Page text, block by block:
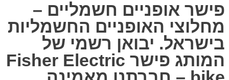
פישר אופניים חשמליים –
מחלוצי האופניים החשמליות
בישראל. יבואן רשמי של
המותג פישר Fisher Electric